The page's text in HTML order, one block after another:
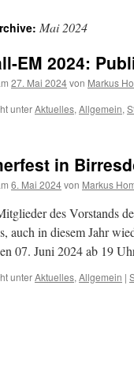
Mai 2024
EM 2024:
27. Mai 2024von Markus
unterAktuelles, Allgemein,
in
6. Mai 2024von Markus
des Vorstands
auch in diesem Jahr
07. Juni 2024 ab 19
unterAktuelles, Allgemein |